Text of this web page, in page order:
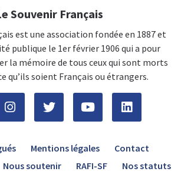
Souvenir Français
est une association fondée en 1887 et
publique le 1er février 1906 qui a pour
la mémoire de tous ceux qui sont morts
qu’ils soient Français ou étrangers.
Mentions légales
Contact
Nous soutenir RAFI-SF Nos statuts